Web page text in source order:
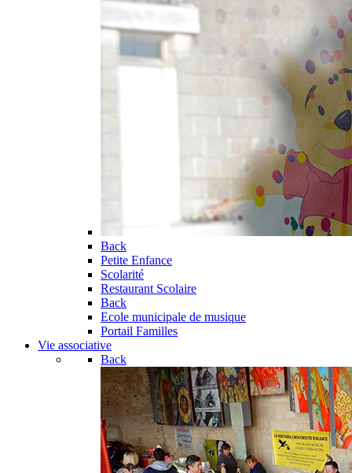
Back
Petite Enfance
Scolarité
Restaurant Scolaire
Back
Ecole municipale de musique
Portail Familles
Vie associative
Back